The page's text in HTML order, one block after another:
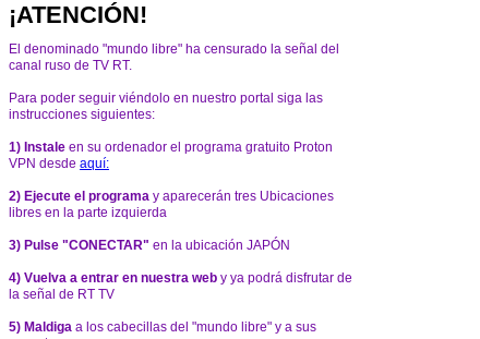
¡ATENCIÓN!
El denominado "mundo libre" ha censurado la señal del
canal ruso de TV RT.
Para poder seguir viéndolo en nuestro portal siga las
instrucciones siguientes:
1) Instale en su ordenador el programa gratuito Proton
VPN desde aquí:
2) Ejecute el programa y aparecerán tres Ubicaciones
libres en la parte izquierda
3) Pulse "CONECTAR" en la ubicación JAPÓN
4) Vuelva a entrar en nuestra web y ya podrá disfrutar de
la señal de RT TV
5) Maldiga a los cabecillas del "mundo libre" y a sus